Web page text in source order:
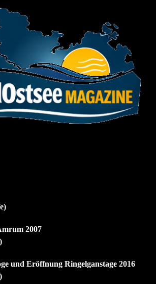
2007
und Eröffnung Ringelganstage 2016